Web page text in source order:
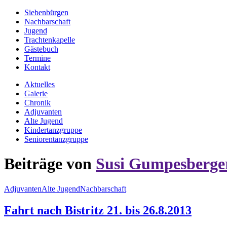
Siebenbürgen
Nachbarschaft
Jugend
Trachtenkapelle
Gästebuch
Termine
Kontakt
Aktuelles
Galerie
Chronik
Adjuvanten
Alte Jugend
Kindertanzgruppe
Seniorentanzgruppe
Beiträge von Susi
AdjuvantenAlte JugendNachbarschaft
Fahrt nach Bistritz 21. bis 26.8.2013